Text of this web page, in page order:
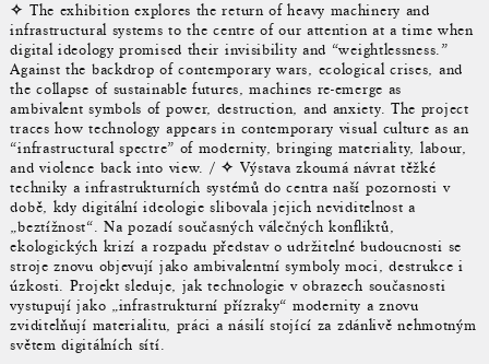
✧ The exhibition explores the return of heavy machinery and
infrastructural systems to the centre of our attention at a time when
digital ideology promised their invisibility and “weightlessness.”
Against the backdrop of contemporary wars, ecological crises, and
the collapse of sustainable futures, machines re-emerge as
ambivalent symbols of power, destruction, and anxiety. The project
traces how technology appears in contemporary visual culture as an
“infrastructural spectre” of modernity, bringing materiality, labour,
and violence back into view. / ✧ Výstava zkoumá návrat těžké
techniky a infrastrukturních systémů do centra naší pozornosti v
době, kdy digitální ideologie slibovala jejich neviditelnost a
„beztížnost“. Na pozadí současných válečných konfliktů,
ekologických krizí a rozpadu představ o udržitelné budoucnosti se
stroje znovu objevují jako ambivalentní symboly moci, destrukce i
úzkosti. Projekt sleduje, jak technologie v obrazech současnosti
vystupují jako „infrastrukturní přízraky“ modernity a znovu
zviditelňují materialitu, práci a násilí stojící za zdánlivě nehmotným
světem digitálních sítí.